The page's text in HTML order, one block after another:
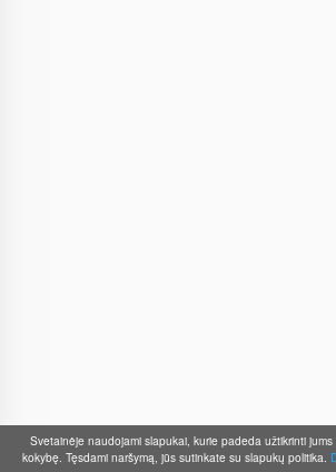
Svetainėje naudojami slapukai, kurie padeda užtikrinti
kokybę. Tęsdami naršymą, jūs sutinkate su slapukų politika.